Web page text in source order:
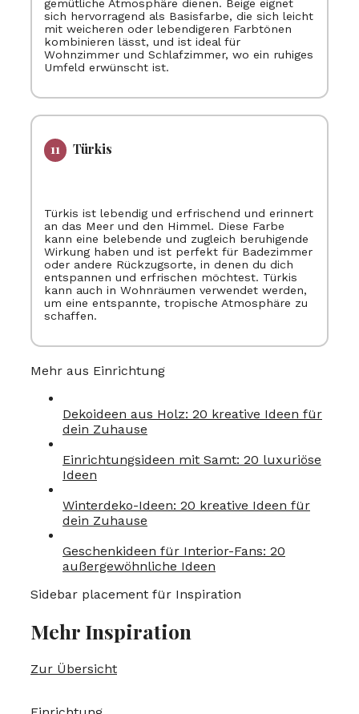
gemütliche Atmosphäre dienen. Beige eignet
sich hervorragend als Basisfarbe, die sich leicht
mit weicheren oder lebendigeren Farbtönen
kombinieren lässt, und ist ideal für
Wohnzimmer und Schlafzimmer, wo ein ruhiges
Umfeld erwünscht ist.
Türkis
Türkis ist lebendig und erfrischend und erinnert
an das Meer und den Himmel. Diese Farbe
kann eine belebende und zugleich beruhigende
Wirkung haben und ist perfekt für Badezimmer
oder andere Rückzugsorte, in denen du dich
entspannen und erfrischen möchtest. Türkis
kann auch in Wohnräumen verwendet werden,
um eine entspannte, tropische Atmosphäre zu
schaffen.
Mehr aus Einrichtung
Dekoideen aus Holz: 20 kreative Ideen für
dein Zuhause
Einrichtungsideen mit Samt: 20 luxuriöse
Ideen
Winterdeko-Ideen: 20 kreative Ideen für
dein Zuhause
Geschenkideen für Interior-Fans: 20
außergewöhnliche Ideen
Sidebar placement für Inspiration
Mehr Inspiration
Zur Übersicht